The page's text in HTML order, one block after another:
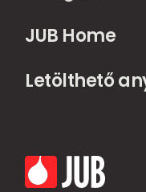
JUB Home
Letölthető